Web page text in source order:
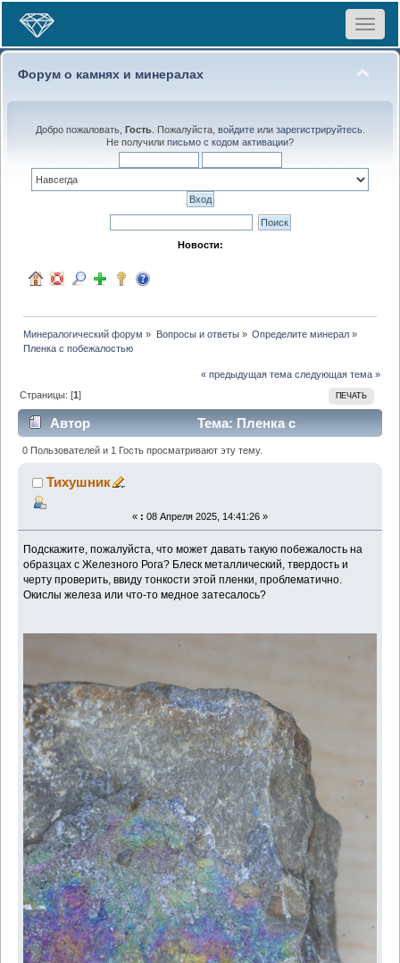
Toggle
Форум о камнях и минералах
Добро пожаловать, Гость. Пожалуйста, войдитеили зарегистрируйтесь.
Не получили письмо с кодом активации?
Новости:
Минералогический форум » Вопросы и ответы» Определите минерал»
Пленка с побежалостью
« предыдущая тема следующая тема »
ПЕЧАТЬ
Страницы: [1]
Автор
Тема: Пленка с
побежалостью (Прочитано 637 раз)
0 Пользователей и 1 Гость просматривают эту тему.
Тихушник
« : 08 Апреля 2025, 14:41:26 »
Подскажите, пожалуйста, что может давать такую побежалость на
образцах с Железного Рога? Блеск металлический, твердость и
черту проверить, ввиду тонкости этой пленки, проблематично.
Окислы железа или что-то медное затесалось?